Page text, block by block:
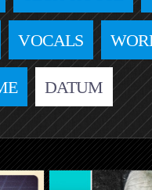
VOCALS
DATUM